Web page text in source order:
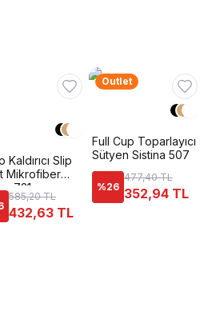
Kaldırıcı Slip
Mikrofiber
721
585,20 TL
432,63 TL
Outlet
Full Cup Toparlayıcı
Sütyen Sistina 507
%26
477,40 TL
352,94 TL